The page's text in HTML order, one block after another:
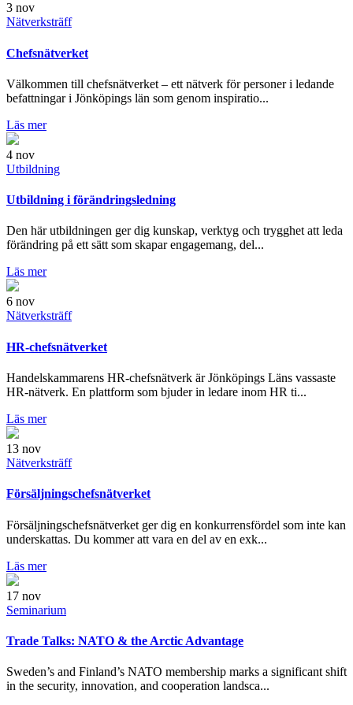
3 nov
Nätverksträff
Chefsnätverket
Välkommen till chefsnätverket – ett nätverk för personer i ledande
befattningar i Jönköpings län som genom inspiratio...
Läs mer
4 nov
Utbildning
Utbildning i förändringsledning
Den här utbildningen ger dig kunskap, verktyg och trygghet att leda
förändring på ett sätt som skapar engagemang, del...
Läs mer
6 nov
Nätverksträff
HR-chefsnätverket
Handelskammarens HR-chefsnätverk är Jönköpings Läns vassaste
HR-nätverk. En plattform som bjuder in ledare inom HR ti...
Läs mer
13 nov
Nätverksträff
Försäljningschefsnätverket
Försäljningschefsnätverket ger dig en konkurrensfördel som inte kan
underskattas. Du kommer att vara en del av en exk...
Läs mer
17 nov
Seminarium
Trade Talks: NATO & the Arctic Advantage
Sweden’s and Finland’s NATO membership marks a significant shift
in the security, innovation, and cooperation landsca...